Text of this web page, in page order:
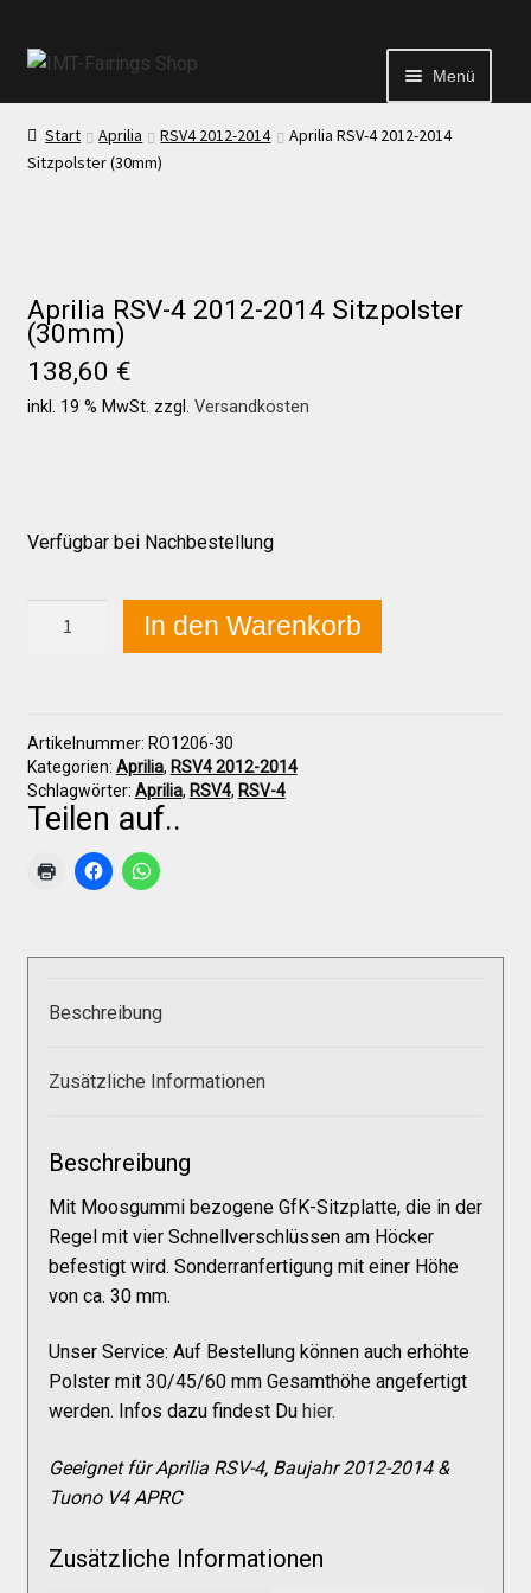
Menü
Start
Kontakt
News
Test Startseite
Über uns
Händlerkonditionen
Galerie
Kasse
Mein Konto
Allgemeine Geschäftsbedingungen
FAQs
Start Aprilia RSV4 2012-2014
Aprilia RSV-4 2012-2014
Sitzpolster (30mm)
Aprilia RSV-4 2012-2014 Sitzpolster
(30mm)
138,60 €
inkl. 19 % MwSt. zzgl. Versandkosten
Verfügbar bei Nachbestellung
RSV-
(30mm)
Menge
In den Warenkorb
Artikelnummer: RO1206-30
Kategorien: Aprilia, RSV4 2012-2014
Schlagwörter: Aprilia, RSV4, RSV-4
Teilen auf..
Beschreibung
Zusätzliche Informationen
Beschreibung
Mit Moosgummi bezogene GfK-Sitzplatte, die in der
Regel mit vier Schnellverschlüssen am Höcker
befestigt wird. Sonderranfertigung mit einer Höhe
von ca. 30 mm.
Unser Service: Auf Bestellung können auch erhöhte
Polster mit 30/45/60 mm Gesamthöhe angefertigt
werden. Infos dazu findest Du hier.
Geeignet für Aprilia RSV-4, Baujahr 2012-2014 &
Tuono V4 APRC
Zusätzliche Informationen